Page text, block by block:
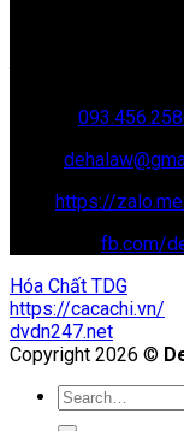
https://
fb.com/
Hóa Chất TDG
https://cacachi.vn/
dvdn247.net
Copyright 2026 ©